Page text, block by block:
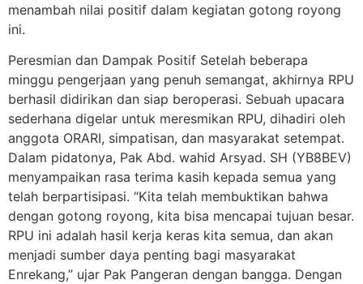
menambah nilai positif dalam kegiatan gotong royong
ini.
Peresmian dan Dampak Positif Setelah beberapa
minggu pengerjaan yang penuh semangat, akhirnya RPU
berhasil didirikan dan siap beroperasi. Sebuah upacara
sederhana digelar untuk meresmikan RPU, dihadiri oleh
anggota ORARI, simpatisan, dan masyarakat setempat.
Dalam pidatonya, Pak Abd. wahid Arsyad. SH (YB8BEV)
menyampaikan rasa terima kasih kepada semua yang
telah berpartisipasi. “Kita telah membuktikan bahwa
dengan gotong royong, kita bisa mencapai tujuan besar.
RPU ini adalah hasil kerja keras kita semua, dan akan
menjadi sumber daya penting bagi masyarakat
Enrekang,” ujar Pak Pangeran dengan bangga. Dengan